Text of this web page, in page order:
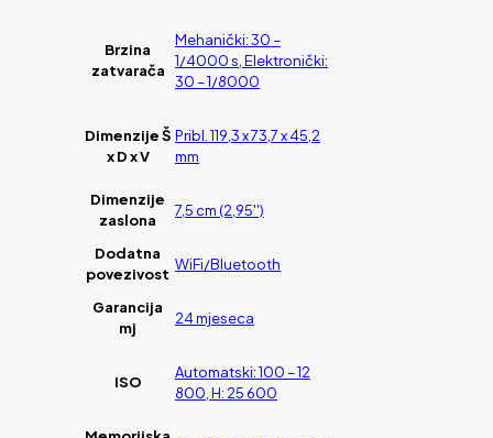
Brzina
zatvarača
Mehanički: 30 –
1/4000 s, Elektronički:
30 – 1/8000
Dimenzije Š
x D x V
Pribl. 119,3 x 73,7 x 45,2
mm
Dimenzije
zaslona
7,5 cm (2,95'')
Dodatna
povezivost
WiFi/Bluetooth
Garancija
mj
24 mjeseca
ISO
Automatski: 100 – 12
800, H: 25 600